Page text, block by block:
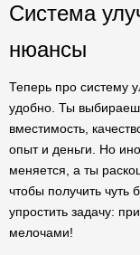
Система
нюансы
Теперь про систему
удобно. Ты
вместимость,
опыт и деньги. Но
меняется, а ты
чтобы получить
упростить задачу:
мелочами!